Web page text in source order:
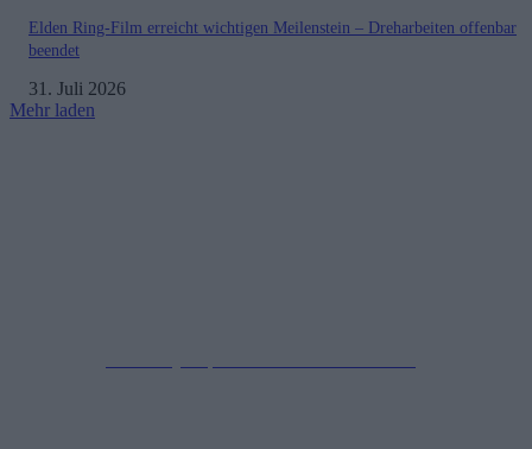
Elden Ring-Film erreicht wichtigen Meilenstein – Dreharbeiten offenbar
beendet
31. Juli 2026
Mehr laden